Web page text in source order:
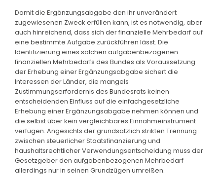
Damit die Ergänzungsabgabe den ihr unverändert
zugewiesenen Zweck erfüllen kann, ist es notwendig, aber
auch hinreichend, dass sich der finanzielle Mehrbedarf auf
eine bestimmte Aufgabe zurückführen lässt. Die
Identifizierung eines solchen aufgabenbezogenen
finanziellen Mehrbedarfs des Bundes als Voraussetzung
der Erhebung einer Ergänzungsabgabe sichert die
Interessen der Länder, die mangels
Zustimmungserfordernis des Bundesrats keinen
entscheidenden Einfluss auf die einfachgesetzliche
Erhebung einer Ergänzungsabgabe nehmen können und
die selbst über kein vergleichbares Einnahmeinstrument
verfügen. Angesichts der grundsätzlich strikten Trennung
zwischen steuerlicher Staatsfinanzierung und
haushaltsrechtlicher Verwendungsentscheidung muss der
Gesetzgeber den aufgabenbezogenen Mehrbedarf
allerdings nur in seinen Grundzügen umreißen.